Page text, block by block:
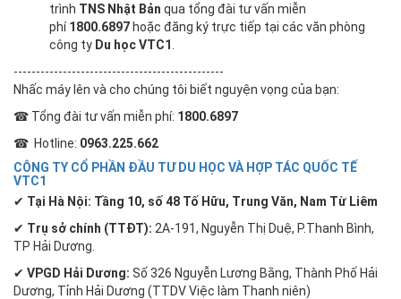
trình TNS Nhật Bản qua tổng đài tư vấn miễn
phí1800.6897 hoặc đăng ký trực tiếp tại các văn phòng
công ty Du học VTC1
-----------------------------------------------
Nhấc máy lên và cho chúng tôi biết nguyện vọng của bạn:
☎ Tổng đài tư vấn miễn phí: 1800.6897
☎ Hotline: 0963.225.662
CÔNG TY CỔ PHẦN ĐẦU TƯ DU HỌC VÀ HỢP TÁC QUỐC TẾ
VTC1
✔ Tại Hà Nội: Tầng 10, số 48 Tố Hữu, Trung Văn, Nam Từ Liêm
✔ Trụ sở chính (TTĐT): 2A-191, Nguyễn Thị Duệ, P.Thanh Bình,
TP Hải Dương.
✔ VPGD Hải Dương: Số 326 Nguyễn Lương Bằng, Thành Phố Hải
Dương, Tỉnh Hải Dương (TTDV Việc làm Thanh niên)